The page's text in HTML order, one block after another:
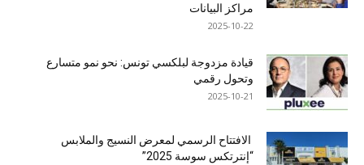
مراكز البيانات
2025-10-22
قيادة مزدوجة لبلكسي تونس: نحو نمو متسارع
وتحول رقمي
2025-10-21
الافتتاح الرسمي لمعرض النسيج والملابس
“إنترتكس سوسة 2025”